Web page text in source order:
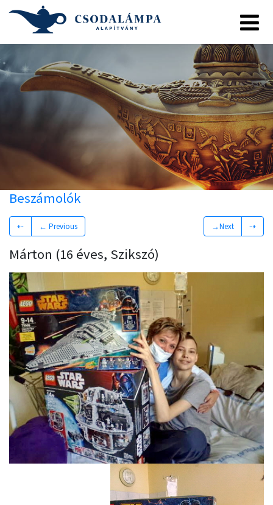
Beszámolók
⇠ ← Previous →Next ⇢
Márton (16 éves, Szikszó)